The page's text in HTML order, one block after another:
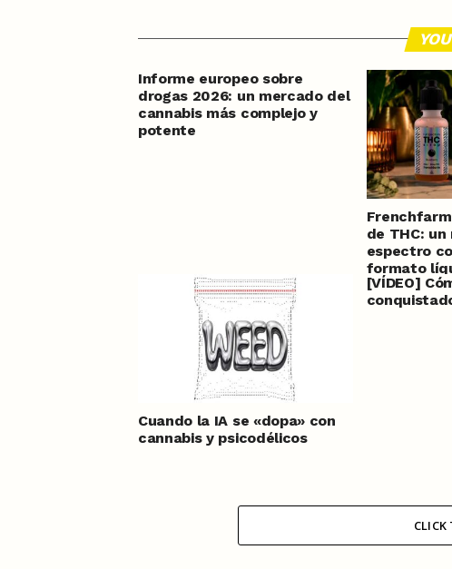
Informe europeo sobre
drogas 2026: un mercado del
cannabis más complejo y
potente
de THC:
espectro
formato
Cuando la IA se «dopa» con
cannabis y psicodélicos
[VÍDEO]